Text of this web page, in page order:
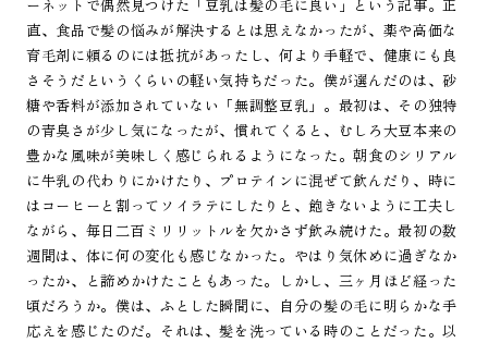
ーネットで偶然見つけた「豆乳は髪の毛に良い」という記事。正
直、食品で髪の悩みが解決するとは思えなかったが、薬や高価な
育毛剤に頼るのには抵抗があったし、何より手軽で、健康にも良
さそうだというくらいの軽い気持ちだった。僕が選んだのは、砂
糖や香料が添加されていない「無調整豆乳」。最初は、その独特
の青臭さが少し気になったが、慣れてくると、むしろ大豆本来の
豊かな風味が美味しく感じられるようになった。朝食のシリアル
に牛乳の代わりにかけたり、プロテインに混ぜて飲んだり、時に
はコーヒーと割ってソイラテにしたりと、飽きないように工夫し
ながら、毎日二百ミリリットルを欠かさず飲み続けた。最初の数
週間は、体に何の変化も感じなかった。やはり気休めに過ぎなか
ったか、と諦めかけたこともあった。しかし、三ヶ月ほど経った
頃だろうか。僕は、ふとした瞬間に、自分の髪の毛に明らかな手
応えを感じたのだ。それは、髪を洗っている時のことだった。以